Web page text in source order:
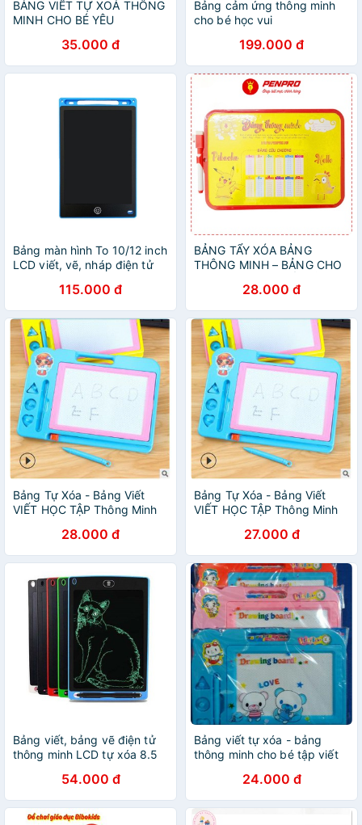
BẢNG VIẾT TỰ XOÁ THÔNG
MINH CHO BÉ YÊU
35.000 đ
Bảng cảm ứng thông minh
cho bé học vui
199.000 đ
Bảng màn hình To 10/12 inch
LCD viết, vẽ, nháp điện tử
115.000 đ
BẢNG TẨY XÓA BẢNG
THÔNG MINH – BẢNG CHO
28.000 đ
Bảng Tự Xóa - Bảng Viết
VIẾT HỌC TẬP Thông Minh
28.000 đ
Bảng Tự Xóa - Bảng Viết
VIẾT HỌC TẬP Thông Minh
27.000 đ
Bảng viết, bảng vẽ điện tử
thông minh LCD tự xóa 8.5
ThanhYengf565
54.000 đ
Bảng viết tự xóa - bảng
thông minh cho bé tập viết
24.000 đ